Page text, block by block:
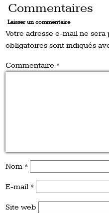
Commentaires
Laisser un commentaire
Votre adresse e-mail ne sera
obligatoires sont indiqués
Commentaire *
Nom *
E-mail *
Site web